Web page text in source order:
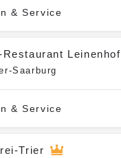
& Service
Restaurant Leinenhof
Saarburg
& Service
Trier